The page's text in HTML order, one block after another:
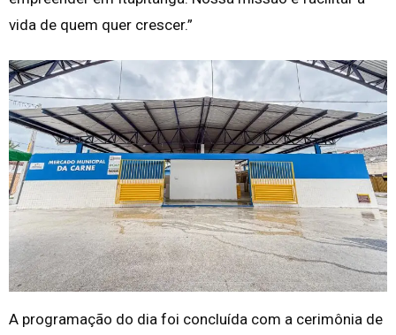
vida de quem quer crescer.”
A programação do dia foi concluída com a cerimônia de